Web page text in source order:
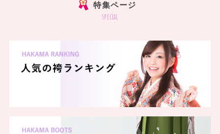
特集ページ
special